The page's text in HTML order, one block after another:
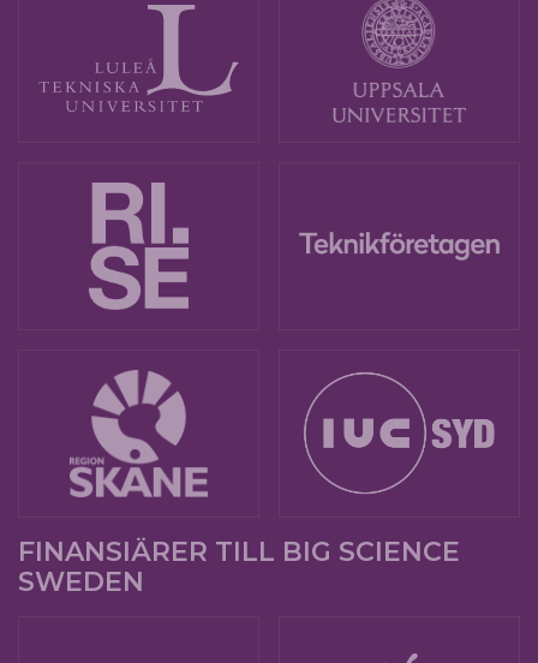
FINANSIÄRER TILL BIG SCIENCE
SWEDEN